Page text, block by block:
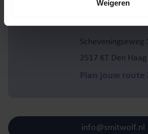
Weigeren
Scheveningseweg
2517 KT Den Haag
Plan jouw route
info@smitwolf.nl